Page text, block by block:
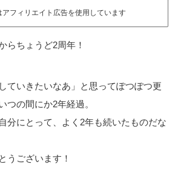
アフィリエイト広告を使用しています
らちょうど2周年！
ていきたいなあ」と思ってぽつぽつ更
つの間にか2年経過。
分にとって、よく2年も続いたものだな
うございます！